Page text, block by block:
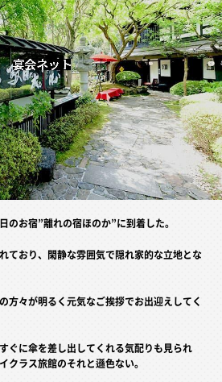
のお宿”離れの宿ほのか”に到着した。
ており、閑静な雰囲気で隠れ家的な立地とな
方々が明るく元気なご挨拶でお出迎えしてく
ぐに傘を差し出してくれる気配りも見られ
クラス旅館のそれと遜色ない。